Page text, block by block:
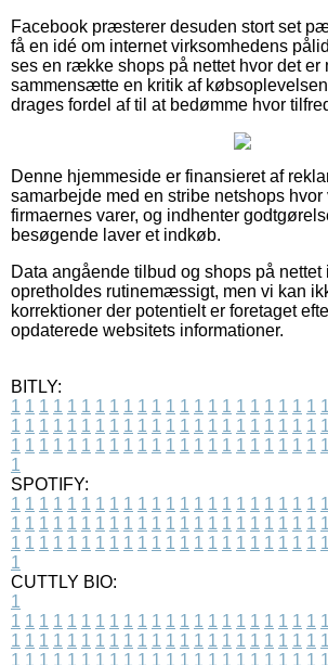
Facebook præsterer desuden stort set
få en idé om internet virksomhedens
ses en række shops på nettet hvor det er
sammensætte en kritik af
drages fordel af til at bedømme hvor
Denne hjemmeside er finansieret af
samarbejde med en stribe netshops hvor
firmaernes varer, og indhenter
besøgende laver et indkøb.
Data angående tilbud og shops på nettet
opretholdes rutinemæssigt, men vi kan
korrektioner der potentielt er foretaget
opdaterede websitets informationer.
BITLY:
1 1 1 1 1 1 1 1 1 1 1 1 1 1 1 1 1 1 1 1 1 1 1
1 1 1 1 1 1 1 1 1 1 1 1 1 1 1 1 1 1 1 1 1 1 1
1 1 1 1 1 1 1 1 1 1 1 1 1 1 1 1 1 1 1 1 1 1 1
1
SPOTIFY:
1 1 1 1 1 1 1 1 1 1 1 1 1 1 1 1 1 1 1 1 1 1 1
1 1 1 1 1 1 1 1 1 1 1 1 1 1 1 1 1 1 1 1 1 1 1
1 1 1 1 1 1 1 1 1 1 1 1 1 1 1 1 1 1 1 1 1 1 1
1
CUTTLY BIO:
1
1 1 1 1 1 1 1 1 1 1 1 1 1 1 1 1 1 1 1 1 1 1 1
1 1 1 1 1 1 1 1 1 1 1 1 1 1 1 1 1 1 1 1 1 1 1
1 1 1 1 1 1 1 1 1 1 1 1 1 1 1 1 1 1 1 1 1 1 1